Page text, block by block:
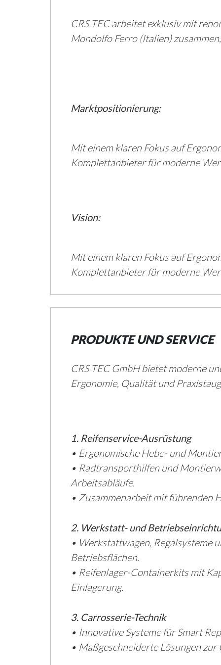
CRS TEC arbeitet exklusiv mit
Mondolfo Ferro (Italien)
Marktpositionierung:
Mit einem klaren Fokus auf
Komplettanbieter für moderne
Vision:
Mit einem klaren Fokus auf
Komplettanbieter für moderne
PRODUKTE UND SERVICE
CRS TEC GmbH bietet moderne
Ergonomie, Qualität und
1. Reifenservice-Ausrüstung
• Ergonomische Hebe- und
• Radtransporthilfen und
Arbeitsabläufe.
• Zusammenarbeit mit führenden
2. Werkstatt- und
• Werkstattwagen, Regalsysteme
Betriebsflächen.
• Reifenlager-Containerkits mit
Einlagerung.
3. Carrosserie-Technik
• Innovative Systeme für Smart
• Maßgeschneiderte Lösungen